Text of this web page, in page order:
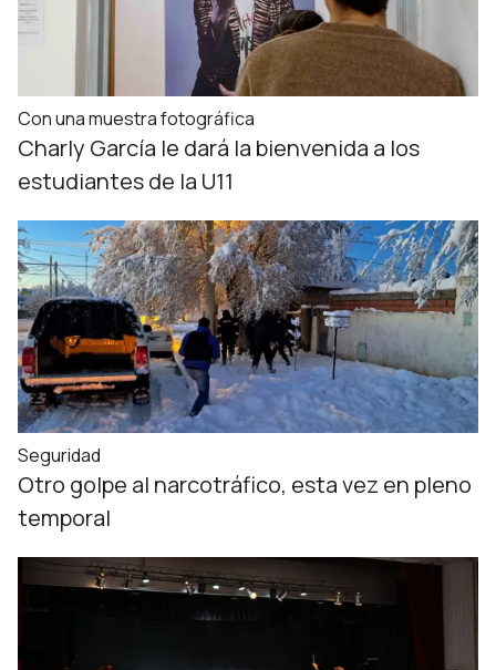
Con una muestra fotográfica
Charly García le dará la bienvenida a los
estudiantes de la U11
Seguridad
Otro golpe al narcotráfico, esta vez en pleno
temporal